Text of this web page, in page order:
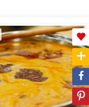
RECEPT
RECEPT